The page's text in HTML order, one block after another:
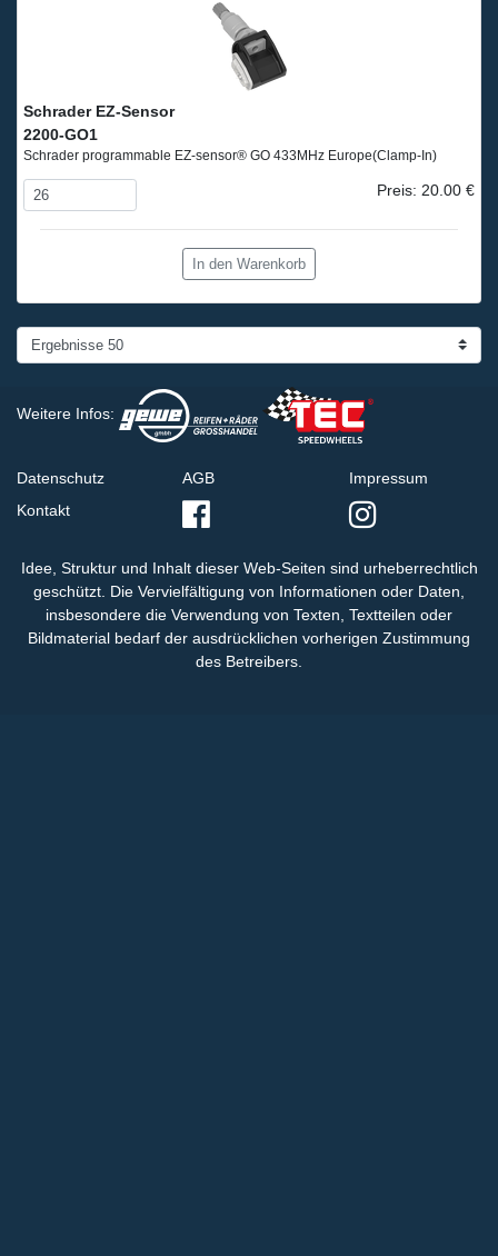
Schrader EZ-Sensor
2200-GO1
Schrader programmable EZ-sensor® GO 433MHz Europe(Clamp-In)
Preis: 20.00 €
In den Warenkorb
Weitere Infos:
Datenschutz
Kontakt
AGB Impressum
Idee, Struktur und Inhalt dieser Web-Seiten sind urheberrechtlich
geschützt. Die Vervielfältigung von Informationen oder Daten,
insbesondere die Verwendung von Texten, Textteilen oder
Bildmaterial bedarf der ausdrücklichen vorherigen Zustimmung
des Betreibers.